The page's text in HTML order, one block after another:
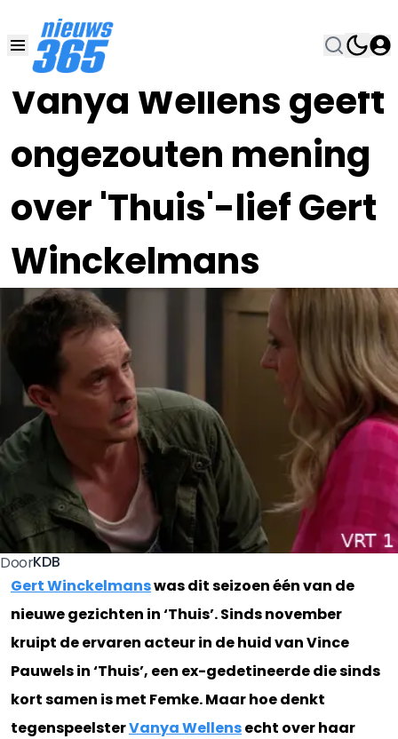
Vanya Wellens geeft
ongezouten mening
over 'Thuis'-lief Gert
Winckelmans
21 JUN 2023, 20:00
DoorKDB
Gert Winckelmanswas dit seizoen één van de
nieuwe gezichten in ‘Thuis’. Sinds november
kruipt de ervaren acteur in de huid van Vince
Pauwels in ‘Thuis’, een ex-gedetineerde die sinds
kort samen is met Femke. Maar hoe denkt
tegenspeelsterVanya Wellensecht over haar